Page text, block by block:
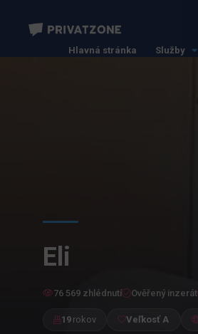
Hlavná stránka Služby
Eli
76 569 zhlédnutí Ověřený inzerát
19 rokov Veľkosť A